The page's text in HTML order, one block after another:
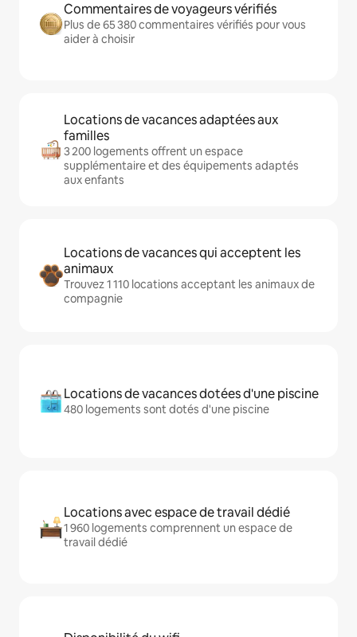
Commentaires de voyageurs vérifiés
Plus de 65 380 commentaires vérifiés pour vous
aider à choisir
Locations de vacances adaptées aux
familles
3 200 logements offrent un espace
supplémentaire et des équipements adaptés
aux enfants
Locations de vacances qui acceptent les
animaux
Trouvez 1 110 locations acceptant les animaux de
compagnie
Locations de vacances dotées d'une piscine
480 logements sont dotés d'une piscine
Locations avec espace de travail dédié
1 960 logements comprennent un espace de
travail dédié